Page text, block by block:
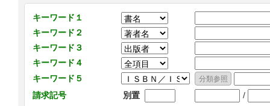
キーワード１
キーワード２
キーワード３
キーワード４
キーワード５
請求記号
別置 /